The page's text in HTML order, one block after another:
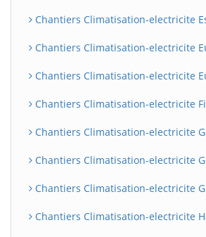
Chantiers Climatisation-electricite
Chantiers Climatisation-electricite
Chantiers Climatisation-electricite
Chantiers Climatisation-electricite
Chantiers Climatisation-electricite
Chantiers Climatisation-electricite
Chantiers Climatisation-electricite
Chantiers Climatisation-electricite